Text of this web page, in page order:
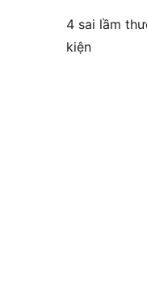
4 sai lầm
kiện